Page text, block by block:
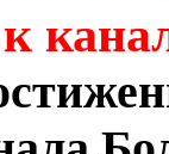
к